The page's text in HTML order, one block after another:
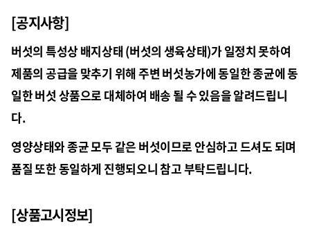
[공지사항]
버섯의 특성상 배지상태 (버섯의 생육상태)가 일정치 못하여
제품의 공급을 맞추기 위해 주변 버섯농가에 동일한 종균에 동
일한 버섯 상품으로 대체하여 배송 될 수 있음을 알려드립니
다.
영양상태와 종균 모두 같은 버섯이므로 안심하고 드셔도 되며
품질 또한 동일하게 진행되오니 참고 부탁드립니다.
[상품고시정보]